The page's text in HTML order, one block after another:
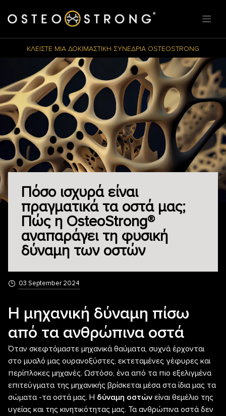
ΚΛΕΙΣΤΕ ΜΙΑ ΔΟΚΙΜΑΣΤΙΚΗ ΣΥΝΕΔΡΙΑ OSTEOSTRONG
Πόσο ισχυρά είναι
πραγματικά τα οστά μας;
Πώς η OsteoStrong®
αναπαράγει τη φυσική
δύναμη των οστών
03 September 2024
Η μηχανική δύναμη πίσω
από τα ανθρώπινα οστά
Όταν σκεφτόμαστε μηχανικά θαύματα, συχνά έρχονται
στο μυαλό μας ουρανοξύστες, εκτεταμένες γέφυρες και
περίπλοκες μηχανές. Ωστόσο, ένα από τα πιο εξελιγμένα
επιτεύγματα της μηχανικής βρίσκεται μέσα στα ίδια μας τα
σώματα -τα οστά μας. Η δύναμη οστών είναι θεμέλιο της
υγείας και της κινητικότητας μας. Τα ανθρώπινα οστά δεν